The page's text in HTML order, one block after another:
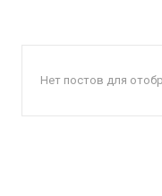
Нет постов для